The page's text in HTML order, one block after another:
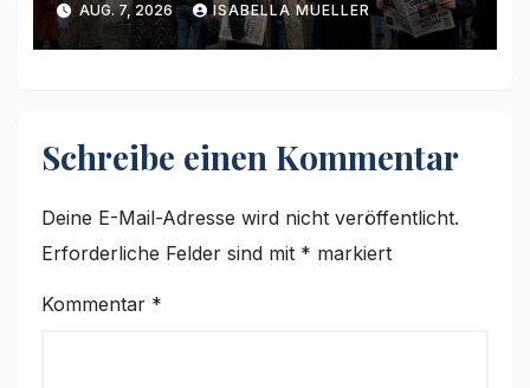
AUG. 7, 2026 ISABELLA MUELLER
Schreibe einen Kommentar
Deine E-Mail-Adresse wird nicht veröffentlicht.
Erforderliche Felder sind mit * markiert
Kommentar *